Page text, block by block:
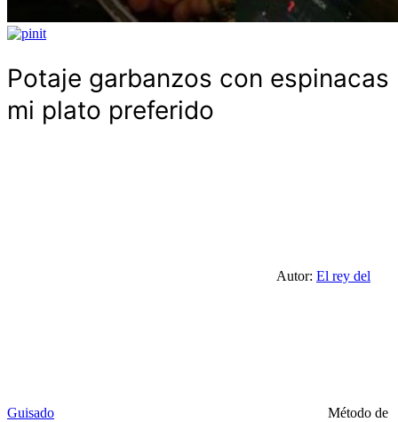
Potaje garbanzos con espinacas
mi plato preferido
Autor: El rey del
Guisado Método de